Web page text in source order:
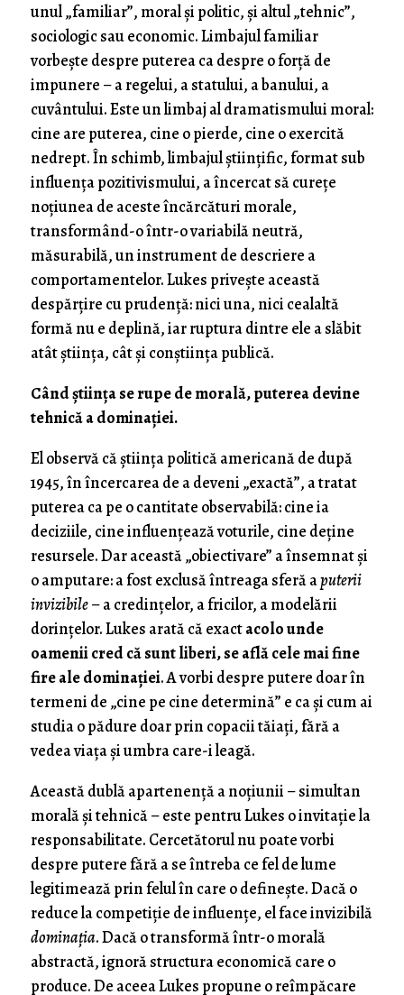
unul „familiar”, moral și politic, și altul „tehnic”,
sociologic sau economic. Limbajul familiar
vorbește despre puterea ca despre o forță de
impunere – a regelui, a statului, a banului, a
cuvântului. Este un limbaj al dramatismului moral:
cine are puterea, cine o pierde, cine o exercită
nedrept. În schimb, limbajul științific, format sub
influența pozitivismului, a încercat să curețe
noțiunea de aceste încărcături morale,
transformând-o într-o variabilă neutră,
măsurabilă, un instrument de descriere a
comportamentelor. Lukes privește această
despărțire cu prudență: nici una, nici cealaltă
formă nu e deplină, iar ruptura dintre ele a slăbit
atât știința, cât și conștiința publică.
Când știința se rupe de morală, puterea devine
tehnică a dominației.
El observă că știința politică americană de după
1945, în încercarea de a deveni „exactă”, a tratat
puterea ca pe o cantitate observabilă: cine ia
deciziile, cine influențează voturile, cine deține
resursele. Dar această „obiectivare” a însemnat și
o amputare: a fost exclusă întreaga sferă aputerii
invizibile– a credințelor, a fricilor, a modelării
dorințelor. Lukes arată că exactacolo unde
oamenii cred că sunt liberi, se află cele mai fine
fire ale dominației. A vorbi despre putere doar în
termeni de „cine pe cine determină” e ca și cum ai
studia o pădure doar prin copacii tăiați, fără a
vedea viaţa şi umbra care-i leagă.
Această dublă apartenență a noțiunii – simultan
morală și tehnică – este pentru Lukes o invitație la
responsabilitate. Cercetătorul nu poate vorbi
despre putere fără a se întreba ce fel de lume
legitimează prin felul în care o definește. Dacă o
reduce la competiție de influențe, el face invizibilă
dominația. Dacă o transformă într-o morală
abstractă, ignoră structura economică care o
produce. De aceea Lukes propune o reîmpăcare